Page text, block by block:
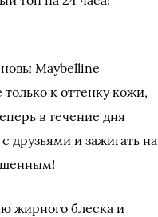
Maybelline
к оттенку кожи,
в течение дня
друзьями и зажигать на
жирного блеска и